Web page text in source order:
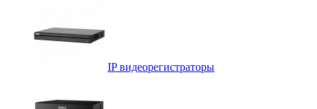
IP видеорегистраторы